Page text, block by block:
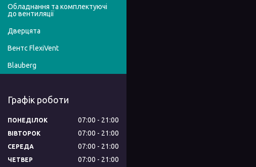
Обладнання та комплектуючі
до вентиляції
Дверцята
Вентс FlexiVent
Blauberg
Графік роботи
ПОНЕДІЛОК 07:00 21:00
ВІВТОРОК 07:00 21:00
СЕРЕДА 07:00 21:00
ЧЕТВЕР 07:00 21:00